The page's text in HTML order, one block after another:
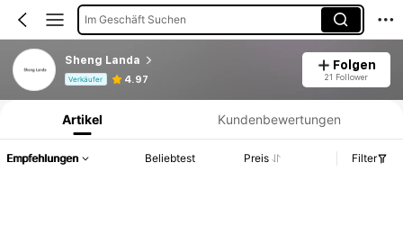
Im Geschäft Suchen
Sheng Landa
Verkäufer 4.97
Folgen
21 Follower
Produktinformation: Preisangabe, Verkaufs- und Lagerbestandsdetails.
Artikel Kundenbewertungen
Empfehlungen Beliebtest Preis Filter